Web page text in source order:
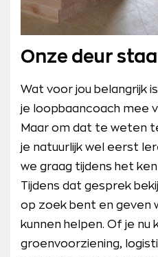
Onze deur
Wat voor jou belangrijk
je loopbaancoach mee
Maar om dat te weten
je natuurlijk wel eerst
we graag tijdens het
Tijdens dat gesprek
op zoek bent en geven
kunnen helpen. Of je nu
groenvoorziening,